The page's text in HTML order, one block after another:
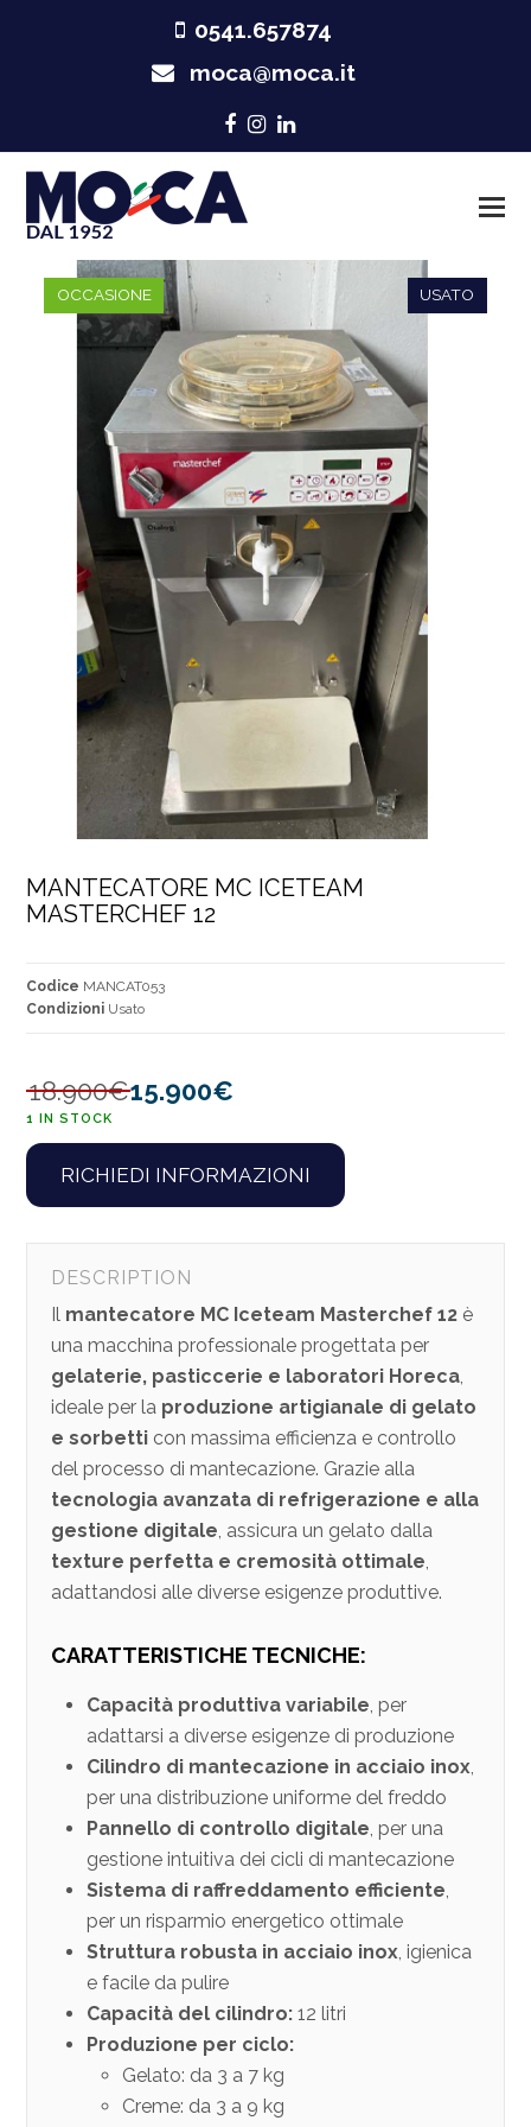
0541.657874
moca@moca.it
Facebook
Instagram
LinkedIn
OCCASIONE USATO
MANTECATORE MC ICETEAM
MASTERCHEF 12
Codice MANCAT053
Condizioni Usato
18.900€15.900€
1 IN STOCK
RICHIEDI INFORMAZIONI
DESCRIPTION
Il mantecatore MC Iceteam Masterchef 12 è
una macchina professionale progettata per
gelaterie, pasticcerie e laboratori Horeca
ideale per la produzione artigianale di gelato
e sorbetti con massima efficienza e controllo
del processo di mantecazione. Grazie alla
tecnologia avanzata di refrigerazione e alla
gestione digitale , assicura un gelato dalla
texture perfetta e cremosità ottimale
adattandosi alle diverse esigenze produttive.
CARATTERISTICHE TECNICHE:
Capacità produttiva variabile , per
adattarsi a diverse esigenze di produzione
Cilindro di mantecazione in acciaio inox
per una distribuzione uniforme del freddo
Pannello di controllo digitale , per una
gestione intuitiva dei cicli di mantecazione
Sistema di raffreddamento efficiente
per un risparmio energetico ottimale
Struttura robusta in acciaio inox , igienica
e facile da pulire
Capacità del cilindro: 12 litri
Produzione per ciclo:
Gelato: da 3 a 7 kg
Creme: da 3 a 9 kg